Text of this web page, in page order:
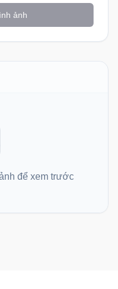
ảnh
để xem trước